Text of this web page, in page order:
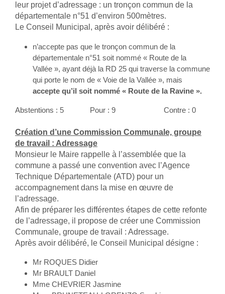
leur projet d’adressage : un tronçon commun de la
départementale n°51 d’environ 500mètres.
Le Conseil Municipal, après avoir délibéré :
n’accepte pas que le tronçon commun de la
départementale n°51 soit nommé « Route de la
Vallée », ayant déjà la RD 25 qui traverse la commune
qui porte le nom de « Voie de la Vallée », mais
accepte qu’il soit nommé « Route de la Ravine ».
Abstentions : 5 Pour : 9 Contre : 0
Création d’une Commission Communale, groupe
de travail : Adressage
Monsieur le Maire rappelle à l’assemblée que la
commune a passé une convention avec l’Agence
Technique Départementale (ATD) pour un
accompagnement dans la mise en œuvre de
l’adressage.
Afin de préparer les différentes étapes de cette refonte
de l’adressage, il propose de créer une Commission
Communale, groupe de travail : Adressage.
Après avoir délibéré, le Conseil Municipal désigne :
Mr ROQUES Didier
Mr BRAULT Daniel
Mme CHEVRIER Jasmine